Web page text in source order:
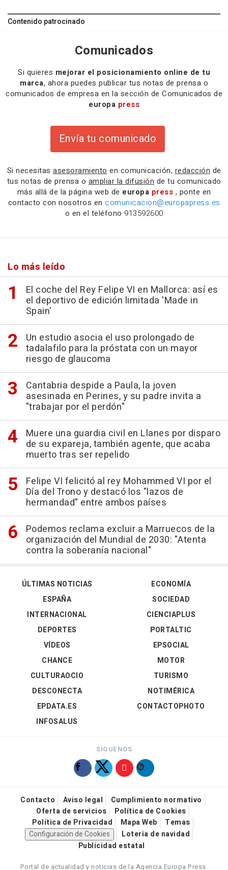
Contenido patrocinado
Comunicados
Si quieres mejorar el posicionamiento online de tu
marca, ahora puedes publicar tus notas de prensa o
comunicados de empresa en la sección de Comunicados de
europa press
Envía tu comunicado
Si necesitas asesoramiento en comunicación, redacción de
tus notas de prensa o ampliar la difusión de tu comunicado
más allá de la página web de europa press , ponte en
contacto con nosotros en comunicacion@europapress.es
o en el teléfono 913592600
Lo más leído
El coche del Rey Felipe VI en Mallorca: así es
el deportivo de edición limitada 'Made in
Spain'
Un estudio asocia el uso prolongado de
tadalafilo para la próstata con un mayor
riesgo de glaucoma
Cantabria despide a Paula, la joven
asesinada en Perines, y su padre invita a
"trabajar por el perdón"
Muere una guardia civil en Llanes por disparo
de su expareja, también agente, que acaba
muerto tras ser repelido
Felipe VI felicitó al rey Mohammed VI por el
Día del Trono y destacó los "lazos de
hermandad" entre ambos países
Podemos reclama excluir a Marruecos de la
organización del Mundial de 2030: "Atenta
contra la soberanía nacional"
ÚLTIMAS NOTICIAS
ESPAÑA
INTERNACIONAL
DEPORTES
VÍDEOS
ECONOMÍA
SOCIEDAD
CIENCIAPLUS
PORTALTIC
EPSOCIAL
CHANCE
CULTURAOCIO
DESCONECTA
EPDATA.ES
INFOSALUS
MOTOR
TURISMO
NOTIMÉRICA
CONTACTOPHOTO
SÍGUENOS
Contacto Aviso legal
Cumplimiento normativo
Oferta de servicios
Política de Cookies
Política de Privacidad
Mapa Web
Temas
Configuración de Cookies
Loteria de navidad
Publicidad estatal
Portal de actualidad y noticias de la Agencia Europa Press.